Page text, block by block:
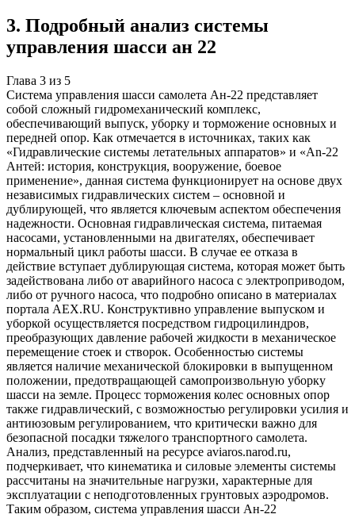
3. Подробный анализ системы
управления шасси ан 22
Глава 3 из 5
Система управления шасси самолета Ан-22 представляет
собой сложный гидромеханический комплекс,
обеспечивающий выпуск, уборку и торможение основных и
передней опор. Как отмечается в источниках, таких как
«Гидравлические системы летательных аппаратов» и «An-22
Антей: история, конструкция, вооружение, боевое
применение», данная система функционирует на основе двух
независимых гидравлических систем – основной и
дублирующей, что является ключевым аспектом обеспечения
надежности. Основная гидравлическая система, питаемая
насосами, установленными на двигателях, обеспечивает
нормальный цикл работы шасси. В случае ее отказа в
действие вступает дублирующая система, которая может быть
задействована либо от аварийного насоса с электроприводом,
либо от ручного насоса, что подробно описано в материалах
портала AEX.RU. Конструктивно управление выпуском и
уборкой осуществляется посредством гидроцилиндров,
преобразующих давление рабочей жидкости в механическое
перемещение стоек и створок. Особенностью системы
является наличие механической блокировки в выпущенном
положении, предотвращающей самопроизвольную уборку
шасси на земле. Процесс торможения колес основных опор
также гидравлический, с возможностью регулировки усилия и
антиюзовым регулированием, что критически важно для
безопасной посадки тяжелого транспортного самолета.
Анализ, представленный на ресурсе aviaros.narod.ru,
подчеркивает, что кинематика и силовые элементы системы
рассчитаны на значительные нагрузки, характерные для
эксплуатации с неподготовленных грунтовых аэродромов.
Таким образом, система управления шасси Ан-22